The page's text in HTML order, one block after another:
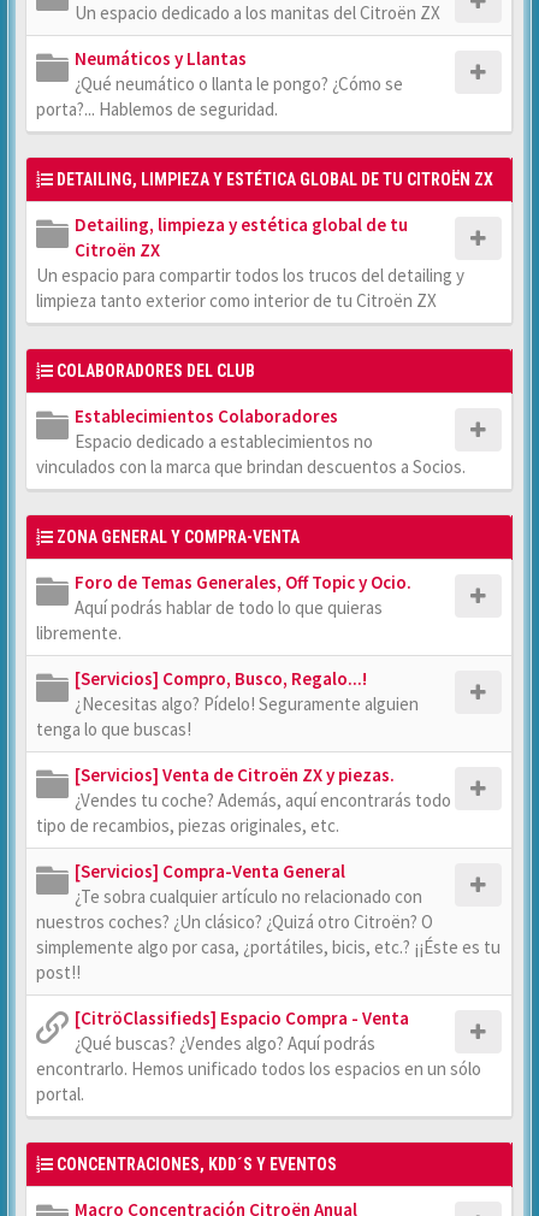
Un espacio dedicado a los manitas del Citroën ZX
Neumáticos y Llantas
¿Qué neumático o llanta le pongo? ¿Cómo se
porta?... Hablemos de seguridad.
DETAILING, LIMPIEZA Y ESTÉTICA GLOBAL DE TU CITROËN ZX
Detailing, limpieza y estética global de tu
Citroën ZX
Un espacio para compartir todos los trucos del detailing y
limpieza tanto exterior como interior de tu Citroën ZX
COLABORADORES DEL CLUB
Establecimientos Colaboradores
Espacio dedicado a establecimientos no
vinculados con la marca que brindan descuentos a Socios.
ZONA GENERAL Y COMPRA-VENTA
Foro de Temas Generales, Off Topic y Ocio.
Aquí podrás hablar de todo lo que quieras
libremente.
[Servicios] Compro, Busco, Regalo...!
¿Necesitas algo? Pídelo! Seguramente alguien
tenga lo que buscas!
[Servicios] Venta de Citroën ZX y piezas.
¿Vendes tu coche? Además, aquí encontrarás todo
tipo de recambios, piezas originales, etc.
[Servicios] Compra-Venta General
¿Te sobra cualquier artículo no relacionado con
nuestros coches? ¿Un clásico? ¿Quizá otro Citroën? O
simplemente algo por casa, ¿portátiles, bicis, etc.? ¡¡Éste es tu
post!!
[CitröClassifieds] Espacio Compra - Venta
¿Qué buscas? ¿Vendes algo? Aquí podrás
encontrarlo. Hemos unificado todos los espacios en un sólo
portal.
CONCENTRACIONES, KDD´S Y EVENTOS
Macro Concentración Citroën Anual